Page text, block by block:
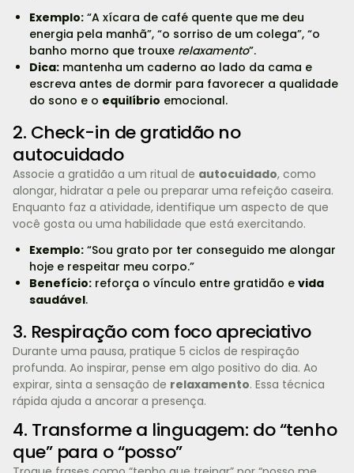
Exemplo:“A xícara de café quente que me deu
energia pela manhã”, “o sorriso de um colega”, “o
banho morno que trouxe relaxamento”.
Dica:mantenha um caderno ao lado da cama e
escreva antes de dormir para favorecer a qualidade
do sono e o equilíbrio emocional.
2. Check-in de gratidão no
autocuidado
Associe a gratidão a um ritual de autocuidado, como
alongar, hidratar a pele ou preparar uma refeição caseira.
Enquanto faz a atividade, identifique um aspecto de que
você gosta ou uma habilidade que está exercitando.
Exemplo:“Sou grato por ter conseguido me alongar
hoje e respeitar meu corpo.”
Benefício:reforça o vínculo entre gratidão e vida
saudável.
3. Respiração com foco apreciativo
Durante uma pausa, pratique 5 ciclos de respiração
profunda. Ao inspirar, pense em algo positivo do dia. Ao
expirar, sinta a sensação de relaxamento. Essa técnica
rápida ajuda a ancorar a presença.
4. Transforme a linguagem: do “tenho
que” para o “posso”